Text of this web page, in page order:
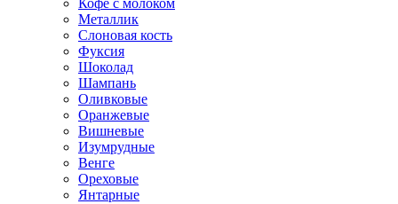
Кофе с молоком
Металлик
Слоновая кость
Фуксия
Шоколад
Шампань
Оливковые
Оранжевые
Вишневые
Изумрудные
Венге
Ореховые
Янтарные